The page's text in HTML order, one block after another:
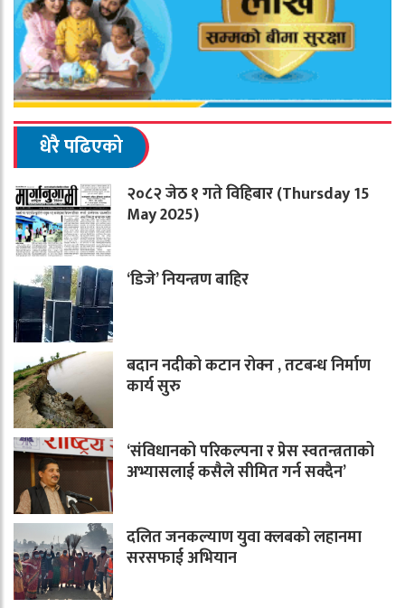
धेरै पढिएको
२०८२ जेठ १ गते विहिबार (Thursday 15
May 2025)
‘डिजे’ नियन्त्रण बाहिर
बदान नदीको कटान रोक्न , तटबन्ध निर्माण
कार्य सुरु
‘संविधानको परिकल्पना र प्रेस स्वतन्त्रताको
अभ्यासलाई कसैले सीमित गर्न सक्दैन’
दलित जनकल्याण युवा क्लबको लहानमा
सरसफाई अभियान